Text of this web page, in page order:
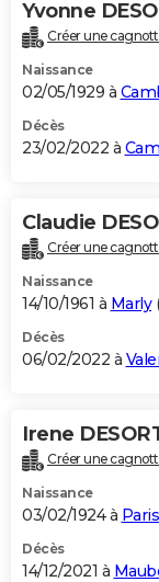
Yvonne
Créer une
Naissance
02/05/1929 à
Décès
23/02/2022 à
Claudie
Créer une
Naissance
14/10/1961 à Marly(
Décès
06/02/2022 à
Irene
Créer une
Naissance
03/02/1924 à Paris
Décès
14/12/2021 à